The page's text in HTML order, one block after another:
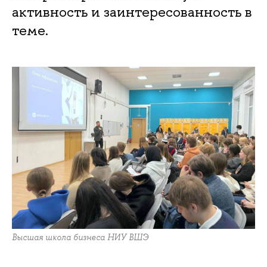
активность и заинтересованность в
теме.
Высшая школа бизнеса НИУ ВШЭ